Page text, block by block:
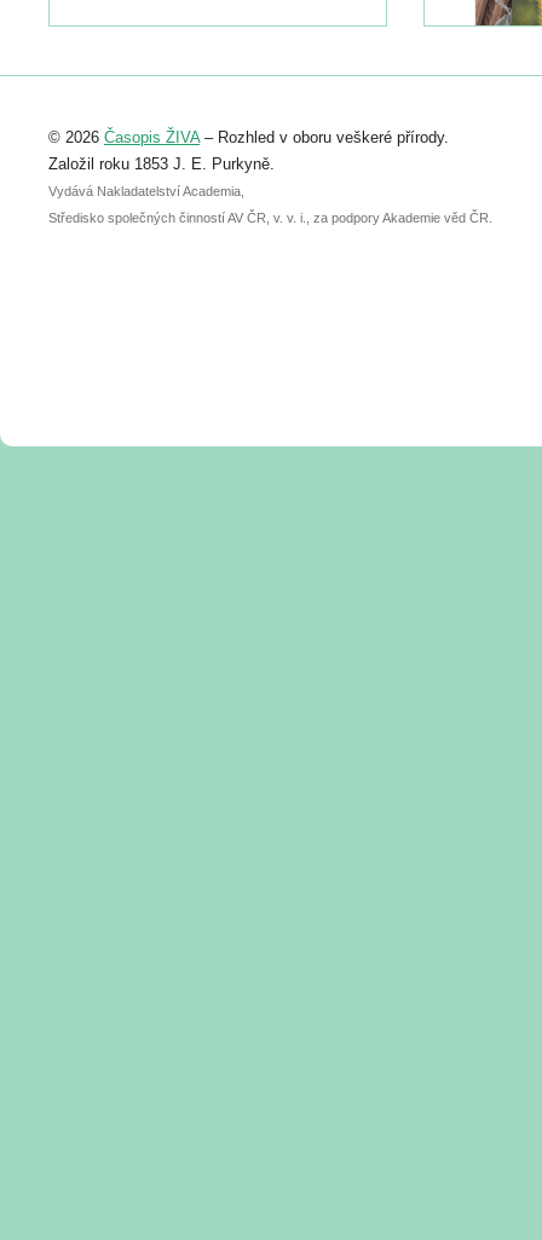
Registrovat se můžete do 6. září.
abstraktu přihlášené přednášky nebo
posteru je už 30. června.
© 2026 Časopis ŽIVA– Rozhled v oboru veškeré přírody.
Založil roku 1853 J. E. Purkyně.
Vydává Nakladatelství Academia,
Středisko společných činností AV ČR, v. v. i., za podpory Akademie věd ČR.